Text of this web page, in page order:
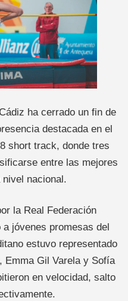
ha cerrado un fin de
destacada en el
short track, donde tres
entre las mejores
nacional.
la Real Federación
jóvenes promesas del
estuvo representado
Emma Gil Varela y Sofía
en velocidad, salto